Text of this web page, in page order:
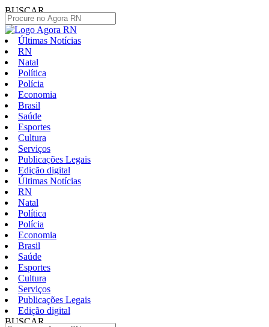
BUSCAR
Últimas Notícias
RN
Natal
Política
Polícia
Economia
Brasil
Saúde
Esportes
Cultura
Serviços
Publicações Legais
Edição digital
Últimas Notícias
RN
Natal
Política
Polícia
Economia
Brasil
Saúde
Esportes
Cultura
Serviços
Publicações Legais
Edição digital
BUSCAR